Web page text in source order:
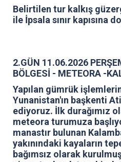
Belirtilen tur kalkış
ile İpsala sınır kapısına
2.GÜN 11.06.2026
BÖLGESİ - METEORA -
Yapılan gümrük
Yunanistan'ın başkenti
ediyoruz. İlk durağımız
meteora turumuza
manastır bulunan
yakınındaki kayaların
bağımsız olarak